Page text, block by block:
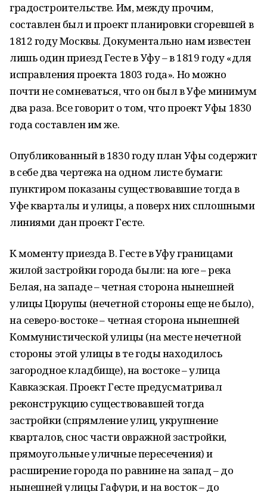
градостроительстве. Им, между прочим,
составлен был и проект планировки сгоревшей в
1812 году Москвы. Документально нам известен
лишь один приезд Гесте в Уфу – в 1819 году «для
исправления проекта 1803 года». Но можно
почти не сомневаться, что он был в Уфе минимум
два раза. Все говорит о том, что проект Уфы 1830
года составлен им же.
Опубликованный в 1830 году план Уфы содержит
в себе два чертежа на одном листе бумаги:
пунктиром показаны существовавшие тогда в
Уфе кварталы и улицы, а поверх них сплошными
линиями дан проект Гесте.
К моменту приезда В. Гесте в Уфу границами
жилой застройки города были: на юге – река
Белая, на западе – четная сторона нынешней
улицы Цюрупы (нечетной стороны еще не было),
на северо-востоке – четная сторона нынешней
Коммунистической улицы (на месте нечетной
стороны этой улицы в те годы находилось
загородное кладбище), на востоке – улица
Кавказская. Проект Гесте предусматривал
реконструкцию существовавшей тогда
застройки (спрямление улиц, укрупнение
кварталов, снос части овражной застройки,
прямоугольные уличные пересечения) и
расширение города по равнине на запад – до
нынешней улицы Гафури, и на восток – до